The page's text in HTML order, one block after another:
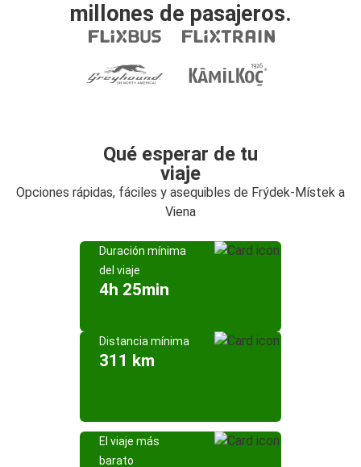
millones de pasajeros.
Qué esperar de tu
viaje
Opciones rápidas, fáciles y asequibles de Frýdek-Místek a
Viena
Duración mínima
del viaje
4h 25min
Distancia mínima
311 km
El viaje más
barato